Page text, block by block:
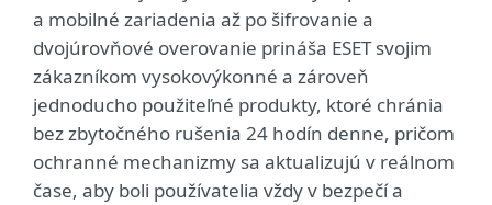
a mobilné zariadenia až po šifrovanie a
dvojúrovňové overovanie prináša ESET svojim
zákazníkom vysokovýkonné a zároveň
jednoducho použiteľné produkty, ktoré chránia
bez zbytočného rušenia 24 hodín denne, pričom
ochranné mechanizmy sa aktualizujú v reálnom
čase, aby boli používatelia vždy v bezpečí a